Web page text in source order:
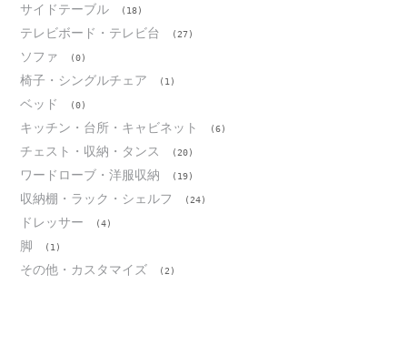
サイドテーブル (18)
テレビボード・テレビ台 (27)
ソファ (0)
椅子・シングルチェア (1)
ベッド (0)
キッチン・台所・キャビネット (6)
チェスト・収納・タンス (20)
ワードローブ・洋服収納 (19)
収納棚・ラック・シェルフ (24)
ドレッサー (4)
脚 (1)
その他・カスタマイズ (2)